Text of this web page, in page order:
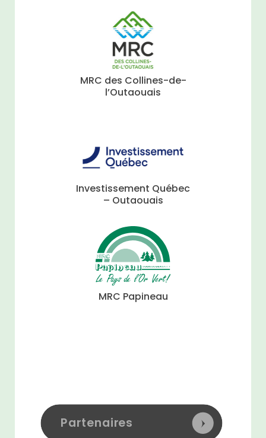
MRC des Collines-de-
l’Outaouais
Investissement Québec
– Outaouais
MRC Papineau
Partenaires